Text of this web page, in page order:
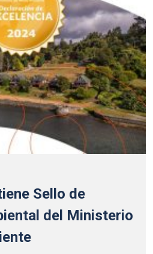
Sello de
del Ministerio